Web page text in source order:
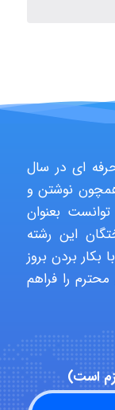
malekf
ای در سال
همچون نوشتن و
بعنوان
این رشته
بردن بروز
را فراهم
است)